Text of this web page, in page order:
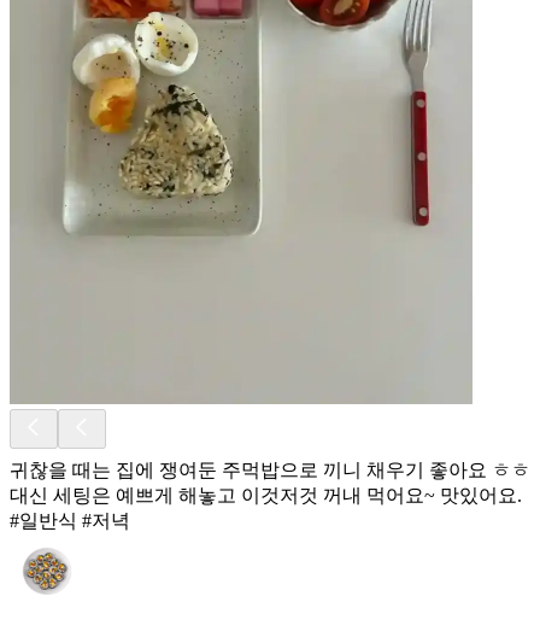
귀찮을 때는 집에 쟁여둔 주먹밥으로 끼니 채우기 좋아요 ㅎㅎ
대신 세팅은 예쁘게 해놓고 이것저것 꺼내 먹어요~ 맛있어요.
#일반식 #저녁